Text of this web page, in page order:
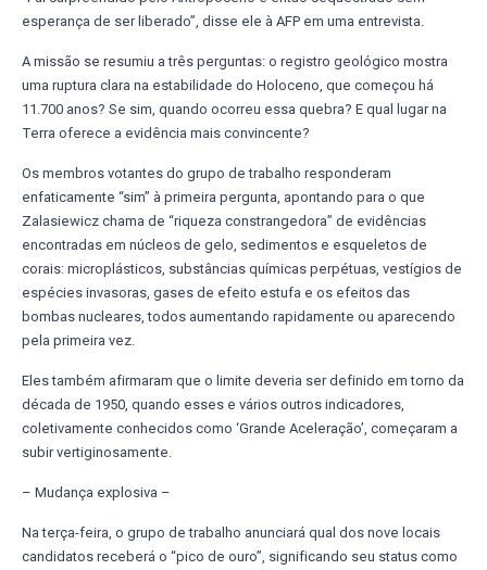
esperança de ser liberado”, disse ele à AFP em uma entrevista.
A missão se resumiu a três perguntas: o registro geológico mostra
uma ruptura clara na estabilidade do Holoceno, que começou há
11.700 anos? Se sim, quando ocorreu essa quebra? E qual lugar na
Terra oferece a evidência mais convincente?
Os membros votantes do grupo de trabalho responderam
enfaticamente “sim” à primeira pergunta, apontando para o que
Zalasiewicz chama de “riqueza constrangedora” de evidências
encontradas em núcleos de gelo, sedimentos e esqueletos de
corais: microplásticos, substâncias químicas perpétuas, vestígios de
espécies invasoras, gases de efeito estufa e os efeitos das
bombas nucleares, todos aumentando rapidamente ou aparecendo
pela primeira vez.
Eles também afirmaram que o limite deveria ser definido em torno da
década de 1950, quando esses e vários outros indicadores,
coletivamente conhecidos como ‘Grande Aceleração’, começaram a
subir vertiginosamente.
– Mudança explosiva –
Na terça-feira, o grupo de trabalho anunciará qual dos nove locais
candidatos receberá o “pico de ouro”, significando seu status como